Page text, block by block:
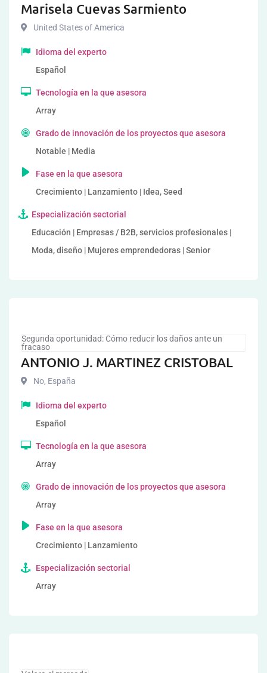
Marisela Cuevas Sarmiento
United States of America
Idioma del experto
Español
Tecnología en la que asesora
Array
Grado de innovación de los proyectos que asesora
Notable | Media
Fase en la que asesora
Crecimiento | Lanzamiento | Idea, Seed
Especialización sectorial
Educación | Empresas / B2B, servicios profesionales |
Moda, diseño | Mujeres emprendedoras | Senior
Segunda oportunidad: Cómo reducir los daños ante un
fracaso
ANTONIO J. MARTINEZ CRISTOBAL
No, España
Idioma del experto
Español
Tecnología en la que asesora
Array
Grado de innovación de los proyectos que asesora
Array
Fase en la que asesora
Crecimiento | Lanzamiento
Especialización sectorial
Array